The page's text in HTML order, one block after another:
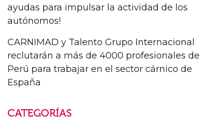
ayudas para impulsar la actividad de los
autónomos!
CARNIMAD y Talento Grupo Internacional
reclutarán a más de 4000 profesionales de
Perú para trabajar en el sector cárnico de
España
CATEGORÍAS